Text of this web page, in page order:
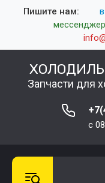
Пишите нам:
Запчасти для
c